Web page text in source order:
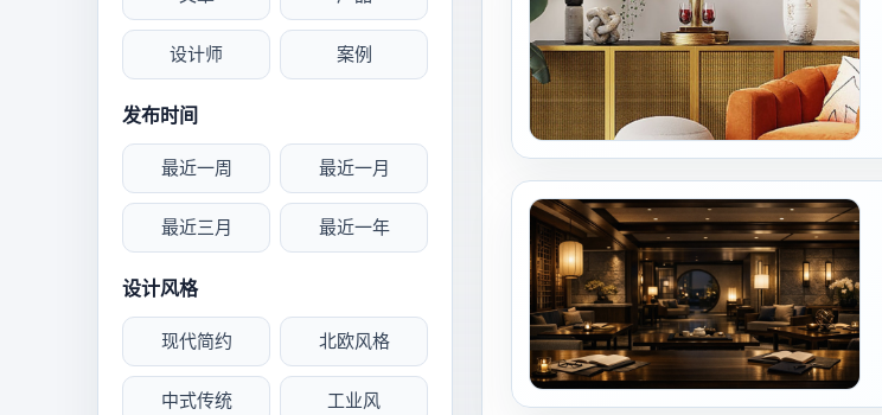
设计师 案例
发布时间
最近一周 最近一月
最近三月 最近一年
设计风格
现代简约 北欧风格
中式传统 工业风